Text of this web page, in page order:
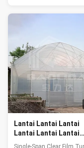
Lantai Lantai Lantai
Lantai Lantai Lantai
Lantai Lantai Lantai
Single-Span Clear Film